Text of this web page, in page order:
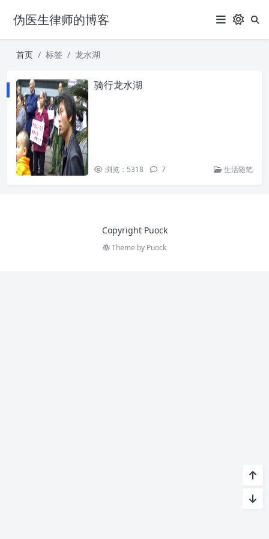
伪医生律师的博客
首页 标签 龙水湖
骑行龙水湖
浏览：5318 7 生活随笔
Copyright Puock
Theme by Puock